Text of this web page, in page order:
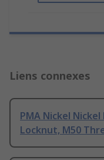
Liens connexes
PMA Nickel
Locknut, M50